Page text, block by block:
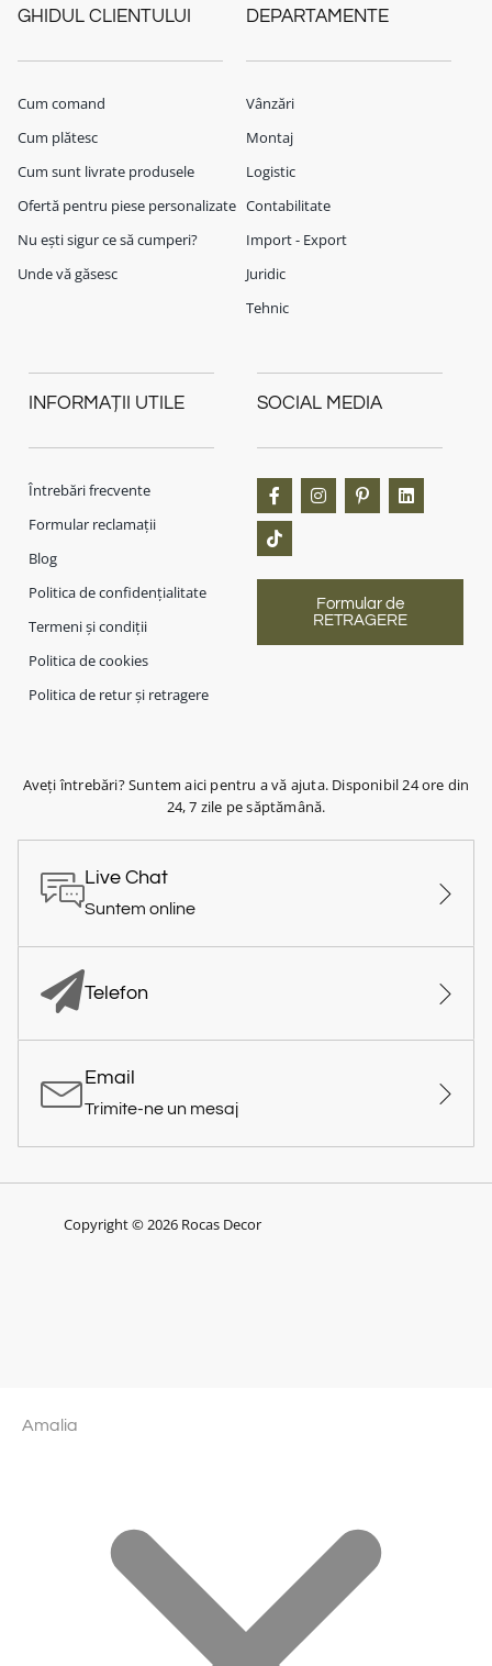
GHIDUL CLIENTULUI
Cum comand
Cum plătesc
Cum sunt livrate produsele
Ofertă pentru piese personalizate
Nu ești sigur ce să cumperi?
Unde vă găsesc
DEPARTAMENTE
Vânzări
Montaj
Logistic
Contabilitate
Import - Export
Juridic
Tehnic
INFORMAȚII UTILE
Întrebări frecvente
Formular reclamații
Blog
Politica de confidențialitate
Termeni și condiții
Politica de cookies
Politica de retur și retragere
SOCIAL MEDIA
Formular de
RETRAGERE
Aveți întrebări? Suntem aici pentru a vă ajuta. Disponibil 24 ore din
24, 7 zile pe săptămână.
Live Chat
Suntem online
Telefon
Email
Trimite-ne un mesaj
Copyright © 2026 Rocas Decor
Amalia